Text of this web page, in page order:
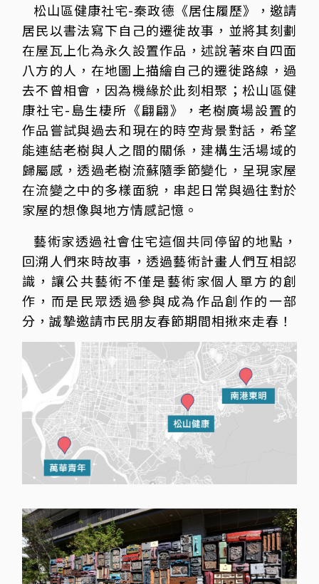
松山區健康社宅-秦政德《居住履歷》，邀請
居民以書法寫下自己的遷徙故事，並將其刻劃
在屋瓦上化為永久設置作品，述說著來自四面
八方的人，在地圖上描繪自己的遷徙路線，過
去不曾相會，因為機緣於此刻相聚；松山區健
康社宅-島生棲所《翩翩》，老樹廣場設置的
作品嘗試與過去和現在的時空背景對話，希望
能連結老樹與人之間的關係，建構生活場域的
歸屬感，透過老樹流蘇隨季節變化，呈現家屋
在流變之中的多樣面貌，串起日常與過往對於
家屋的想像與地方情感記憶。
藝術家透過社會住宅這個共同停留的地點，
回溯人們來時故事，透過藝術計畫人們互相認
識，讓公共藝術不僅是藝術家個人單方的創
作，而是民眾透過參與成為作品創作的一部
分，誠摯邀請市民朋友春節期間相揪來走春！